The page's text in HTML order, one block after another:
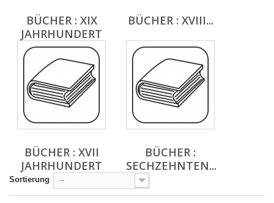
BÜCHER : XIX
JAHRHUNDERT
BÜCHER : XVIII...
BÜCHER : XVII
JAHRHUNDERT
BÜCHER :
SECHZEHNTEN...
Sortierung --